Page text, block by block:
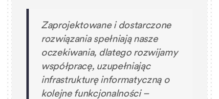
Zaprojektowane i dostarczone
rozwiązania spełniają nasze
oczekiwania, dlatego rozwijamy
współpracę, uzupełniając
infrastrukturę informatyczną o
kolejne funkcjonalności –